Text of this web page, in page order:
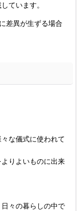
ています。
差異が生ずる場合
な儀式に使われて
りよいものに出来
々の暮らしの中で